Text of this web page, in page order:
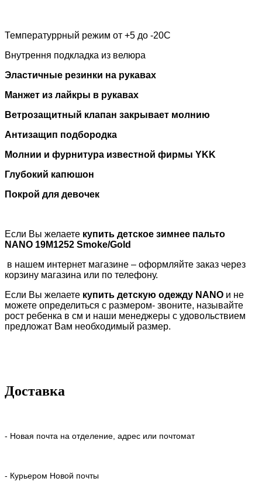
Температуррный режим от +5 до -20С
Внутрення подкладка из велюра
Эластичные резинки на рукавах
Манжет из лайкры в рукавах
Ветрозащитный клапан закрывает молнию
Антизащип подбородка
Молнии и фурнитура известной фирмы YKK
Глубокий капюшон
Покрой для девочек
Если Вы желаете купить детское зимнее пальто
NANO 19M1252 Smoke/Gold
в нашем интернет магазине – оформляйте заказ через
корзину магазина или по телефону.
Если Вы желаете купить детскую одежду NANO и не
можете определиться с размером- звоните, называйте
рост ребенка в см и наши менеджеры с удовольствием
предложат Вам необходимый размер.
Доставка
- Новая почта на отделение, адрес или почтомат
- Курьером Новой почты